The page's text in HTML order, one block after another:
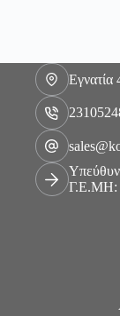
Εγνατία
Γ.Ε.ΜΗ: